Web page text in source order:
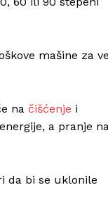
mašine za
na čišćenje i
a pranje
da bi se uklonile